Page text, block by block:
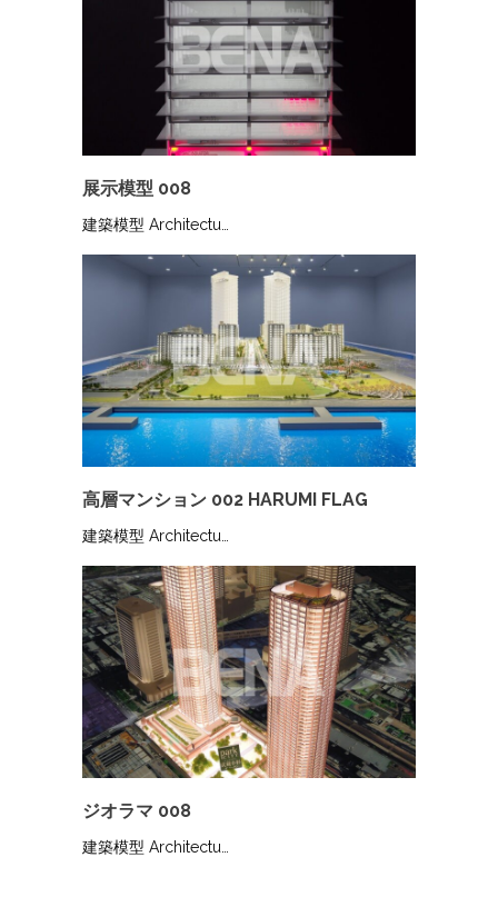
展示模型 008
建築模型 Architectu…
高層マンション 002 HARUMI FLAG
建築模型 Architectu…
ジオラマ 008
建築模型 Architectu…